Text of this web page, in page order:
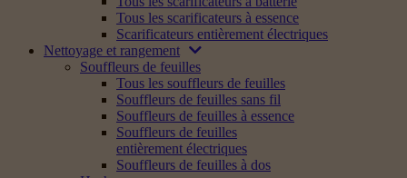
Tous les scarificateurs à essence
Scarificateurs entièrement électriques
Nettoyage et rangement
Souffleurs de feuilles
Tous les souffleurs de feuilles
Souffleurs de feuilles sans fil
Souffleurs de feuilles à essence
Souffleurs de feuilles
entièrement électriques
Souffleurs de feuilles à dos